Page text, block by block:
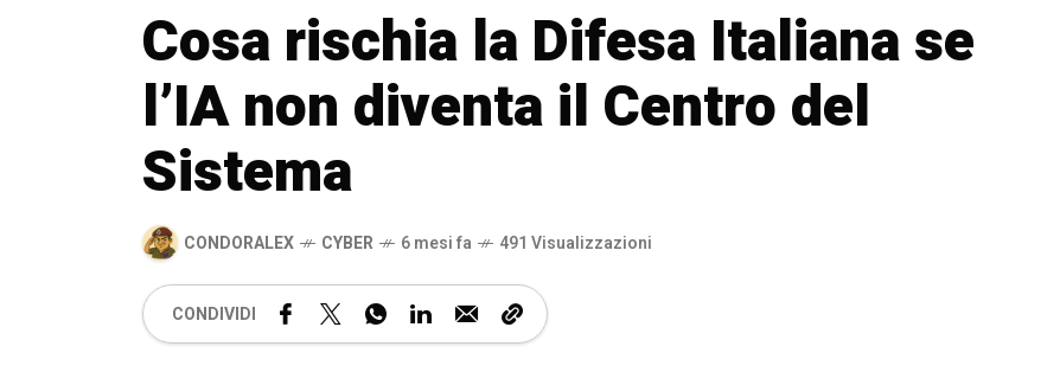
Cosa rischia la Difesa Italiana se
l’IA non diventa il Centro del
Sistema
CONDORALEX CYBER 6 mesi fa 491 Visualizzazioni
CONDIVIDI